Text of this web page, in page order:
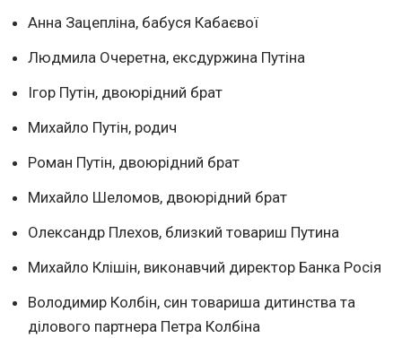
Анна Зацепліна, бабуся Кабаєвої
Людмила Очеретна, ексдуржина Путіна
Ігор Путін, двоюрідний брат
Михайло Путін, родич
Роман Путін, двоюрідний брат
Михайло Шеломов, двоюрідний брат
Олександр Плехов, близкий товариш Путина
Михайло Клішін, виконавчий директор Банка Росія
Володимир Колбін, син товариша дитинства та
ділового партнера Петра Колбіна